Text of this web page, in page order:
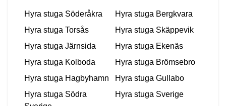
Hyra stuga Söderåkra Hyra stuga Bergkvara
Hyra stuga Torsås Hyra stuga Skäppevik
Hyra stuga Järnsida Hyra stuga Ekenäs
Hyra stuga Kolboda Hyra stuga Brömsebro
Hyra stuga Hagbyhamn Hyra stuga Gullabo
Hyra stuga Södra
Hyra stuga Sverige